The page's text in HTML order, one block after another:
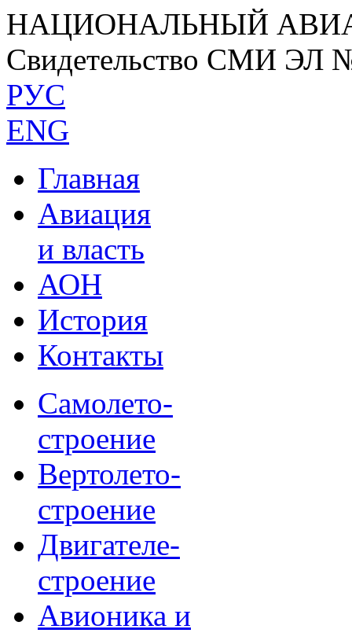
НАЦИОНАЛЬНЫЙ
Свидетельство СМИ ЭЛ
РУС
ENG
Главная
Авиация
и власть
АОН
История
Контакты
Самолето-
строение
Вертолето-
строение
Двигателе-
строение
Авионика и